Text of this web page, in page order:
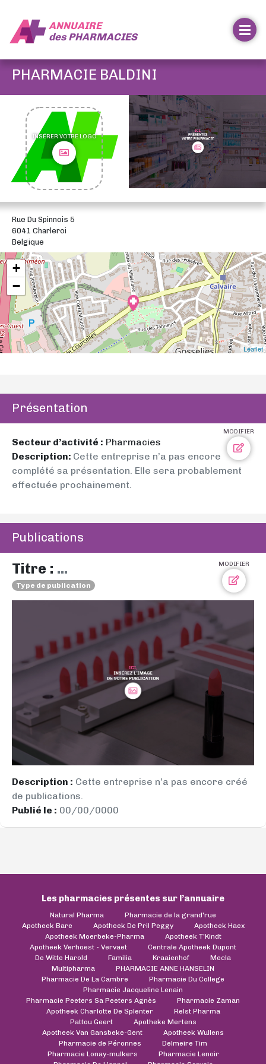
ANNUAIRE
desPHARMACIES
PHARMACIE BALDINI
INSÉRER VOTRE LOGO
Rue Du Spinnois 5
6041 Charleroi
Belgique
+
−
Leaflet
Présentation
MODIFIER
Secteur d’activité : Pharmacies
Description: Cette entreprise n’a pas encore
complété sa présentation. Elle sera probablement
effectuée prochainement.
Publications
MODIFIER
Titre : ...
Type de publication
Description : Cette entreprise n’a pas encore créé
de publications.
Publié le : 00/00/0000
Les pharmacies présentes sur l’annuaire
Natural Pharma
Pharmacie de la grand'rue
Apotheek Bare
Apotheek De Pril Peggy
Apotheek Haex
Apotheek Moerbeke-Pharma
Apotheek T'Kindt
Apotheek Verhoest - Vervaet
Centrale Apotheek Dupont
De Witte Harold
Familia Kraaienhof
Mecla
Multipharma
PHARMACIE ANNE HANSELIN
Pharmacie De La Cambre
Pharmacie Du College
Pharmacie Jacqueline Lenain
Pharmacie Peeters Sa Peeters Agnès
Pharmacie Zaman
Apotheek Charlotte De Splenter
Relst Pharma
Pattou Geert
Apotheke Mertens
Apotheek Van Gansbeke-Gent
Apotheek Wullens
Pharmacie de Péronnes
Delmeire Tim
Pharmacie Lonay-mulkers
Pharmacie Lenoir